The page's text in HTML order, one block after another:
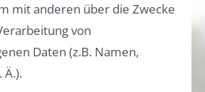
mit anderen über die Zwecke
von
Daten (z.B. Namen,